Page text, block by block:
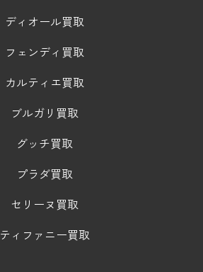
ディオール買取
フェンディ買取
カルティエ買取
ブルガリ買取
グッチ買取
プラダ買取
セリーヌ買取
ティファニー買取